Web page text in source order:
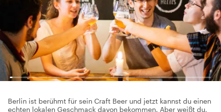
Berlin ist berühmt für sein Craft Beer und jetzt kannst du einen
echten lokalen Geschmack davon bekommen. Aber weißt du,